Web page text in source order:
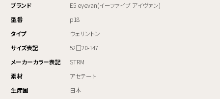
ブランド
E5 eyevan(イーファイブ アイヴァン)
型番
p18
タイプ
ウェリントン
サイズ表記
52□20-147
メーカーカラー表記
STRM
素材
アセテート
生産国
日本